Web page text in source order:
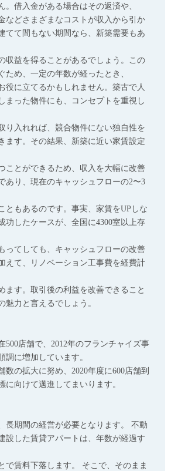
。借入金がある場合はその返済や、
などさまざまなコストが収入から引か
てて間もない期間なら、新築需要もあ
収益を得ることがあるでしょう。この
ため、一定の年数が経ったとき、
役に立てるかもしれません。築古で人
まった物件にも、コンセプトを重視し
り入れれば、競合物件にない独自性を
ます。その結果、新築に近い家賃設定
ことができるため、収入を大幅に改善
あり、現在のキャッシュフローの2〜3
ともあるのです。事実、家賃をUPしな
功したケースが、全国に4300室以上存
ってしても、キャッシュフローの改善
えて、リノベーション工事費を経費計
ます。取引後の利益を改善できること
魅力と言えるでしょう。
500店舗で、2012年のフランチャイズ事
調に増加しています。
数の拡大に努め、2020年度に600店舗到
に向けて邁進してまいります。
長期間の経営が必要となります。 不動
設した賃貸アパートは、年数が経過す
で賃料下落します。 そこで、そのまま